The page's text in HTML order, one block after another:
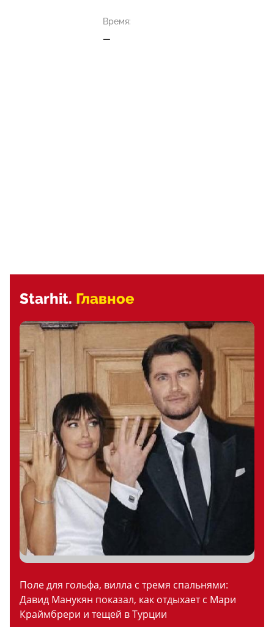
Время:
—
Starhit. Главное
Поле для гольфа, вилла с тремя спальнями:
Давид Манукян показал, как отдыхает с Мари
Краймбрери и тещей в Турции